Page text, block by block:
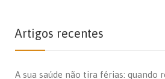
Artigos recentes
A sua saúde não tira férias: quando